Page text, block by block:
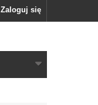
Zaloguj się